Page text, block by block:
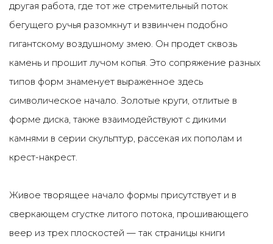
другая работа, где тот же стремительный поток
бегущего ручья разомкнут и взвинчен подобно
гигантскому воздушному змею. Он продет сквозь
камень и прошит лучом копья. Это сопряжение разных
типов форм знаменует выраженное здесь
символическое начало. Золотые круги, отлитые в
форме диска, также взаимодействуют с дикими
камнями в серии скульптур, рассекая их пополам и
крест-накрест.
Живое творящее начало формы присутствует и в
сверкающем сгустке литого потока, прошивающего
веер из трех плоскостей — так страницы книги